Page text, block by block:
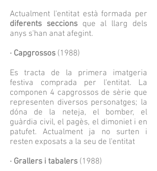
Actualment l'entitat està formada per
diferents seccionsque al llarg dels
anys s'han anat afegint.
· Capgrossos (1988)
Es tracta de la primera imatgeria
festiva comprada per l'entitat. La
componen 4 capgrossos de sèrie que
representen diversos personatges; la
dóna de la neteja, el bomber, el
guàrdia civil, el pagès, el dimoniet i en
patufet. Actualment ja no surten i
resten exposats a la seu de l'entitat
· Grallers i tabalers (1988)